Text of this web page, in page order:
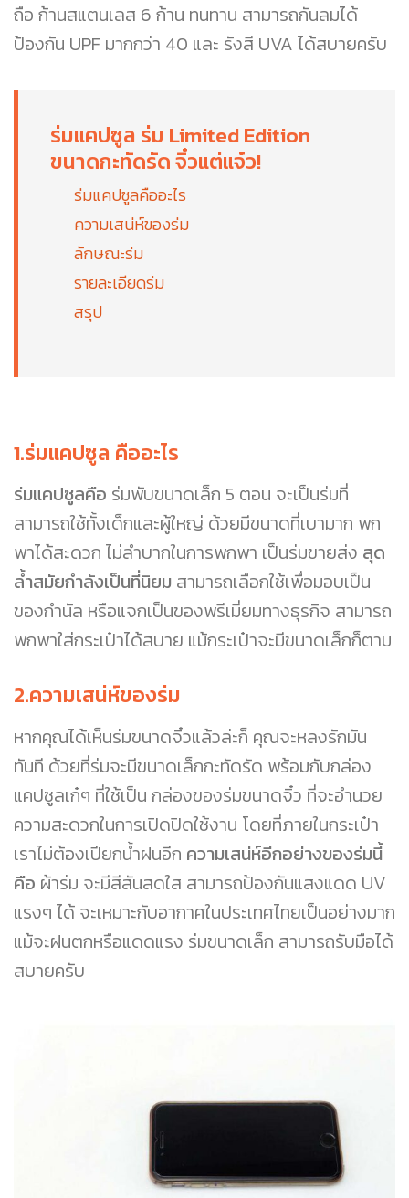
ถือ ก้านสแตนเลส 6 ก้าน ทนทาน สามารถกันลมได้
ป้องกัน UPF มากกว่า 40 และ รังสี UVA ได้สบายครับ
ร่มแคปซูล ร่ม Limited Edition
ขนาดกะทัดรัด จิ๋วแต่แจ๋ว!
ร่มแคปซูลคืออะไร
ความเสน่ห์ของร่ม
ลักษณะร่ม
รายละเอียดร่ม
สรุป
1.ร่มแคปซูล คืออะไร
ร่มแคปซูลคือ ร่มพับขนาดเล็ก 5 ตอน จะเป็นร่มที่
สามารถใช้ทั้งเด็กและผู้ใหญ่ ด้วยมีขนาดที่เบามาก พก
พาได้สะดวก ไม่ลำบากในการพกพา เป็นร่มขายส่ง สุด
ล้ำสมัยกำลังเป็นที่นิยม สามารถเลือกใช้เพื่อมอบเป็น
ของกำนัล หรือแจกเป็นของพรีเมี่ยมทางธุรกิจ สามารถ
พกพาใส่กระเป๋าได้สบาย แม้กระเป๋าจะมีขนาดเล็กก็ตาม
2.ความเสน่ห์ของร่ม
หากคุณได้เห็นร่มขนาดจิ๋วแล้วล่ะก็ คุณจะหลงรักมัน
ทันที ด้วยที่ร่มจะมีขนาดเล็กกะทัดรัด พร้อมกับกล่อง
แคปซูลเก๋ๆ ที่ใช้เป็น กล่องของร่มขนาดจิ๋ว ที่จะอำนวย
ความสะดวกในการเปิดปิดใช้งาน โดยที่ภายในกระเป๋า
เราไม่ต้องเปียกน้ำฝนอีก ความเสน่ห์อีกอย่างของร่มนี้
คือ ผ้าร่ม จะมีสีสันสดใส สามารถป้องกันแสงแดด UV
แรงๆ ได้ จะเหมาะกับอากาศในประเทศไทยเป็นอย่างมาก
แม้จะฝนตกหรือแดดแรง ร่มขนาดเล็ก สามารถรับมือได้
สบายครับ